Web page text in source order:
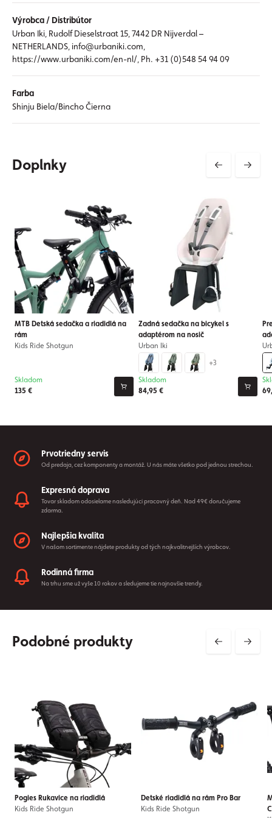
Výrobca / Distribútor
Urban Iki, Rudolf Dieselstraat 15, 7442 DR Nijverdal –
NETHERLANDS, info@urbaniki.com,
https://www.urbaniki.com/en-nl/, Ph. +31 (0)548 54 94 09
Farba
Shinju Biela/Bincho Čierna
Doplnky
MTB Detská sedačka a riadidlá na
rám
Kids Ride Shotgun
135 €
Skladom
Zadná sedačka na bicykel s
adaptérom na nosič
Urban Iki
+3
84,95 €
Skladom
Prvotriedny servis
Od predaja, cez komponenty a montáž. U nás máte všetko pod jednou strechou.
Expresná doprava
Tovar skladom odosielame nasledujúci pracovný deň. Nad 49€ doručujeme
zdarma.
Najlepšia kvalita
V našom sortimente nájdete produkty od tých najkvalitnejších výrobcov.
Rodinná firma
Na trhu sme už vyše 10 rokov a sledujeme tie najnovšie trendy.
Podobné produkty
Pogies Rukavice na riadidlá
Kids Ride Shotgun
Detské riadidlá na rám Pro Bar
Kids Ride Shotgun